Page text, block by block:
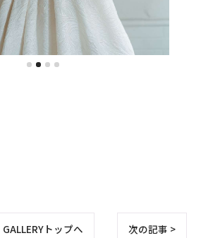
GALLERYトップへ 次の記事 >